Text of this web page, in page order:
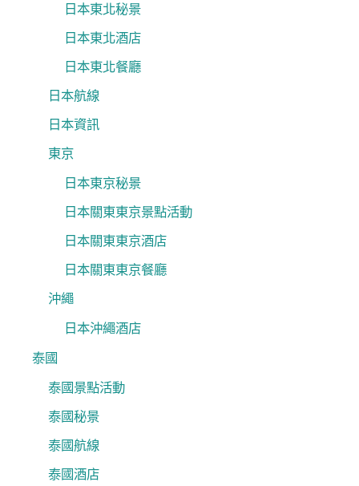
日本東北秘景
日本東北酒店
日本東北餐廳
日本航線
日本資訊
東京
日本東京秘景
日本關東東京景點活動
日本關東東京酒店
日本關東東京餐廳
沖繩
日本沖繩酒店
泰國
泰國景點活動
泰國秘景
泰國航線
泰國酒店